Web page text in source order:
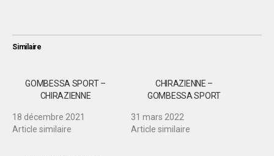
Similaire
GOMBESSA SPORT –
CHIRAZIENNE
18 décembre 2021
Article similaire
CHIRAZIENNE –
GOMBESSA SPORT
31 mars 2022
Article similaire